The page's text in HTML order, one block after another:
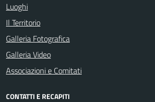
Luoghi
Il Territorio
Galleria Fotografica
Galleria Video
Associazioni e Comitati
CONTATTI E RECAPITI